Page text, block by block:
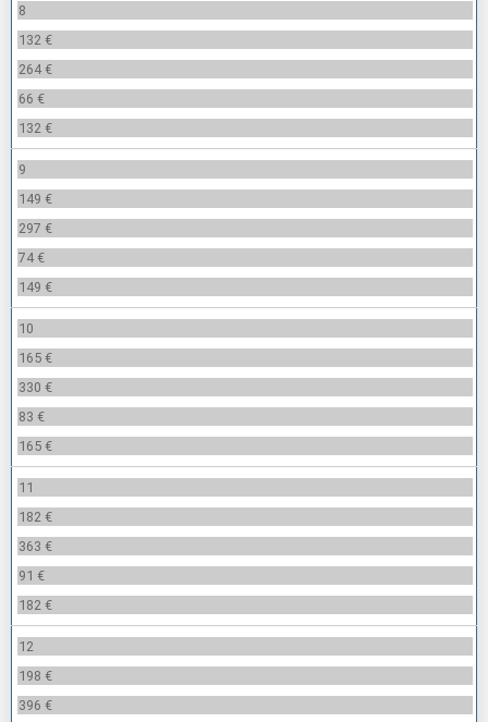
8
132 €
264 €
66 €
132 €
9
149 €
297 €
74 €
149 €
10
165 €
330 €
83 €
165 €
11
182 €
363 €
91 €
182 €
12
198 €
396 €